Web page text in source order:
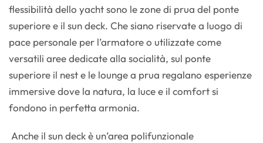
flessibilità dello yacht sono le zone di prua del ponte
superiore e il sun deck. Che siano riservate a luogo di
pace personale per l’armatore o utilizzate come
versatili aree dedicate alla socialità, sul ponte
superiore il nest e le lounge a prua regalano esperienze
immersive dove la natura, la luce e il comfort si
fondono in perfetta armonia.
Anche il sun deck è un’area polifunzionale